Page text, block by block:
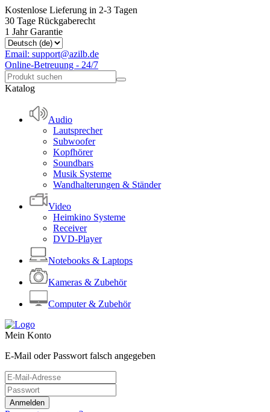
Kostenlose Lieferung in 2-3 Tagen
30 Tage Rückgaberecht
1 Jahr Garantie
Email: support@azilb.de
Online-Betreuung - 24/7
Katalog
Audio
Lautsprecher
Subwoofer
Kopfhörer
Soundbars
Musik Systeme
Wandhalterungen & Ständer
Video
Heimkino Systeme
Receiver
DVD-Player
Notebooks & Laptops
Kameras & Zubehör
Computer & Zubehör
Mein Konto
E-Mail oder Passwort falsch angegeben